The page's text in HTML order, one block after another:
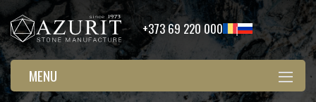
+373 69 220 000
MENU